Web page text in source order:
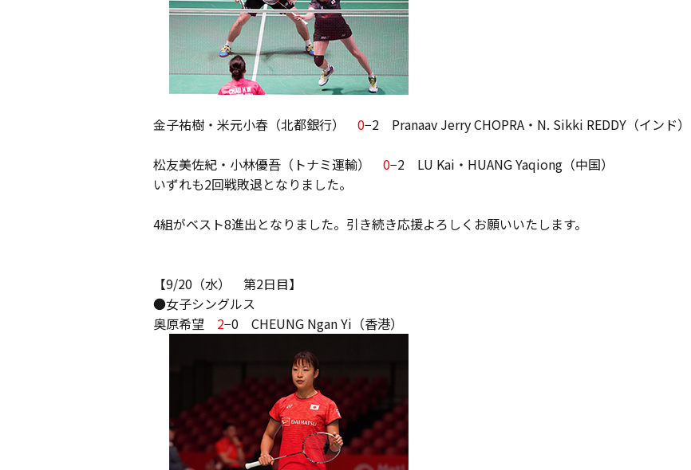
金子祐樹・米元小春（北都銀行） 0−2 Pranaav Jerry CHOPRA・N. Sikki REDDY（インド）
松友美佐紀・ 小林優吾（トナミ運輸） 0−2 LU Kai・HUANG Yaqiong（中国）
いずれも2回戦敗退となりました。
4組がベスト8進出となりました。引き続き応援よろしくお願いいたします。
【9/20（水） 第2日目】
●女子シングルス
奥原希望 2−0 CHEUNG Ngan Yi（香港）